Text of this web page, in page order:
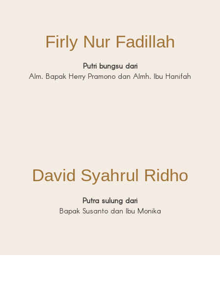
Firly Nur Fadillah
Putri bungsu dari
Alm. Bapak Herry Pramono dan Almh. Ibu Hanifah
David Syahrul Ridho
Putra sulung dari
Bapak Susanto dan Ibu Monika